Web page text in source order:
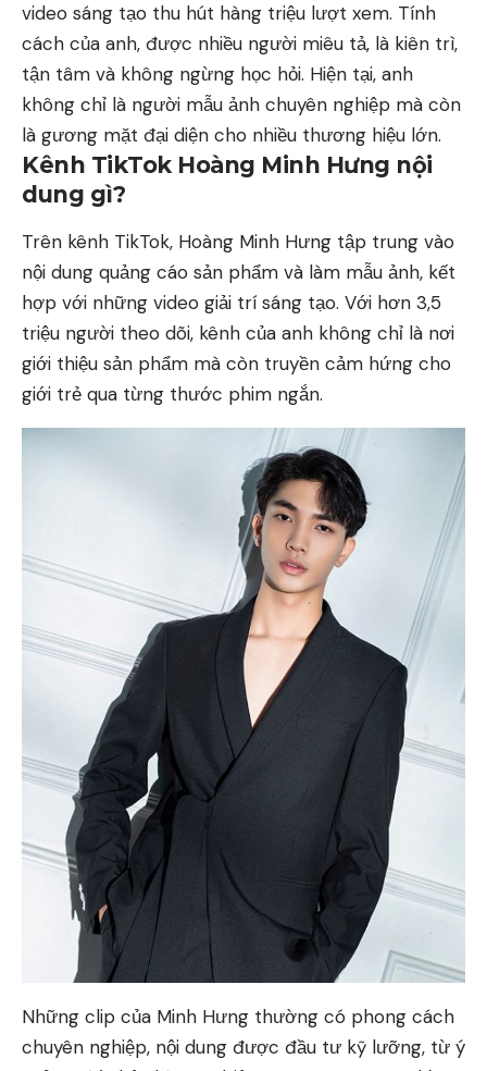
video sáng tạo thu hút hàng triệu lượt xem. Tính
cách của anh, được nhiều người miêu tả, là kiên trì,
tận tâm và không ngừng học hỏi. Hiện tại, anh
không chỉ là người mẫu ảnh chuyên nghiệp mà còn
là gương mặt đại diện cho nhiều thương hiệu lớn.
Kênh TikTok Hoàng Minh Hưng nội
dung gì?
Trên kênh TikTok, Hoàng Minh Hưng tập trung vào
nội dung quảng cáo sản phẩm và làm mẫu ảnh, kết
hợp với những video giải trí sáng tạo. Với hơn 3,5
triệu người theo dõi, kênh của anh không chỉ là nơi
giới thiệu sản phẩm mà còn truyền cảm hứng cho
giới trẻ qua từng thước phim ngắn.
Những clip của Minh Hưng thường có phong cách
chuyên nghiệp, nội dung được đầu tư kỹ lưỡng, từ ý